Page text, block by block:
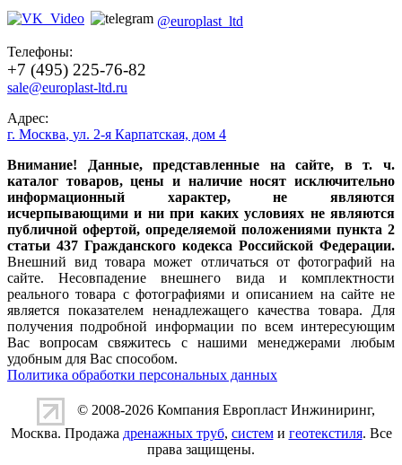
@europlast_ltd
Телефоны:
+7 (495) 225-76-82
sale@europlast-ltd.ru
Адрес:
г. Москва, ул. 2-я Карпатская, дом 4
Внимание! Данные, представленные на сайте, в т. ч.
каталог товаров, цены и наличие носят исключительно
информационный характер, не являются
исчерпывающими и ни при каких условиях не являются
публичной офертой, определяемой положениями пункта 2
статьи 437 Гражданского кодекса Российской Федерации.
Внешний вид товара может отличаться от фотографий на
сайте. Несовпадение внешнего вида и комплектности
реального товара с фотографиями и описанием на сайте не
является показателем ненадлежащего качества товара. Для
получения подробной информации по всем интересующим
Вас вопросам свяжитесь с нашими менеджерами любым
удобным для Вас способом.
Политика обработки персональных данных
© 2008-2026 Компания Европласт Инжиниринг,
Москва. Продажа дренажных труб, системи геотекстиля. Все
права защищены.